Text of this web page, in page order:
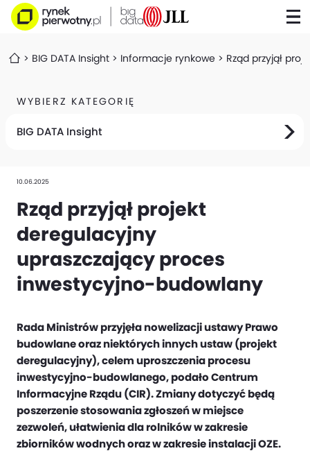
BIG DATA Insight Informacje rynkowe Rząd przyjął
WYBIERZ KATEGORIĘ
BIG DATA Insight
10.06.2025
Rząd przyjął projekt
deregulacyjny
upraszczający proces
inwestycyjno-budowlany
Rada Ministrów przyjęła nowelizacji ustawy Prawo
budowlane oraz niektórych innych ustaw (projekt
deregulacyjny), celem uproszczenia procesu
inwestycyjno-budowlanego, podało Centrum
Informacyjne Rządu (CIR). Zmiany dotyczyć będą
poszerzenie stosowania zgłoszeń w miejsce
zezwoleń, ułatwienia dla rolników w zakresie
zbiorników wodnych oraz w zakresie instalacji OZE.